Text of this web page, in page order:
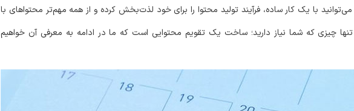
با یک کار ساده، فرآیند تولید محتوا را برای خود لذت‌بخش کرده و از همه مهم‌تر محتواهای با
تنها چیزی که شما نیاز دارید؛ ساخت یک تقویم محتوایی است که ما در ادامه به معرفی آن خواهیم